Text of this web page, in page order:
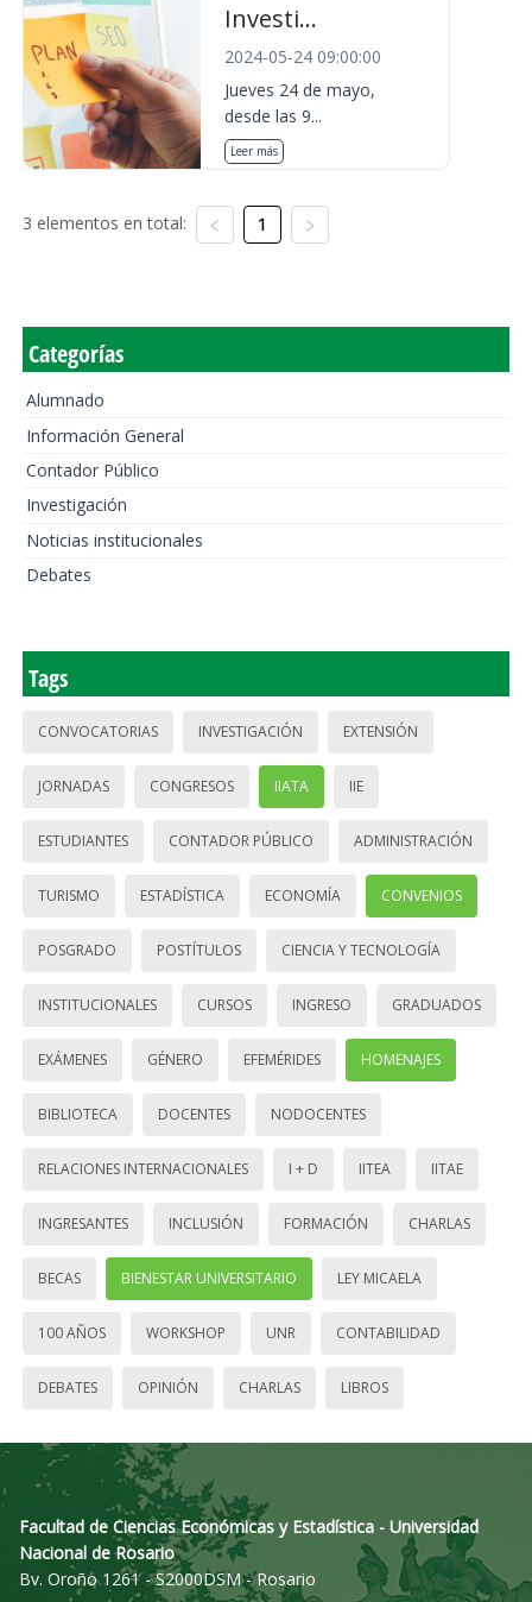
Investi...
2024-05-24 09:00:00
Jueves 24 de mayo,
desde las 9...
Leer más
3 elementos en total: 1
Categorías
Alumnado
Información General
Contador Público
Investigación
Noticias institucionales
Debates
Tags
CONVOCATORIAS INVESTIGACIÓN EXTENSIÓN
JORNADAS CONGRESOS IIATA IIE
ESTUDIANTES CONTADOR PÚBLICO ADMINISTRACIÓN
TURISMO ESTADÍSTICA ECONOMÍA CONVENIOS
POSGRADO POSTÍTULOS CIENCIA Y TECNOLOGÍA
INSTITUCIONALES CURSOS INGRESO GRADUADOS
EXÁMENES GÉNERO EFEMÉRIDES HOMENAJES
BIBLIOTECA DOCENTES NODOCENTES
RELACIONES INTERNACIONALES I + D IITEA IITAE
INGRESANTES INCLUSIÓN FORMACIÓN CHARLAS
BECAS BIENESTAR UNIVERSITARIO LEY MICAELA
100 AÑOS WORKSHOP UNR CONTABILIDAD
DEBATES OPINIÓN CHARLAS LIBROS
Facultad de Ciencias Económicas y Estadística - Universidad
Nacional de Rosario
Bv. Oroño 1261 - S2000DSM - Rosario